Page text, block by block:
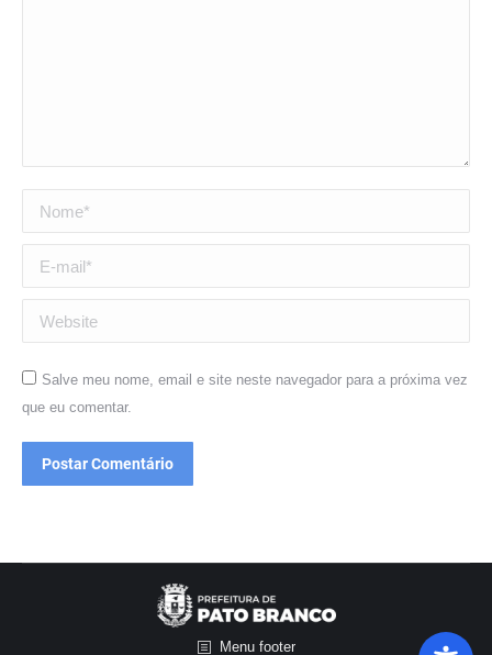
Nome *
E-mail *
Website
Salve meu nome, email e site neste navegador para a próxima vez
que eu comentar.
Postar Comentário
Menu footer